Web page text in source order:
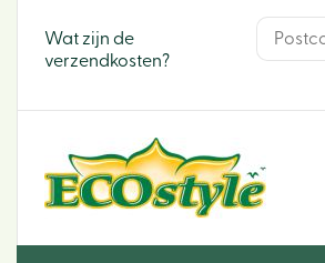
Wat zijn de
verzendkosten?